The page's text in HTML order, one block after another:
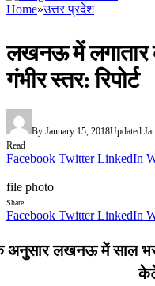
Home»उत्तर प्रदेश
लखनऊ में लगातार
गंभीर स्तर: रिपोर्ट
By January 15, 2018Updated:
Read
Facebook Twitter LinkedIn
file photo
Share
Facebook Twitter LinkedIn
के अनुसार लखनऊ में साल